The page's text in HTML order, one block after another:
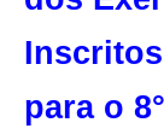
para o